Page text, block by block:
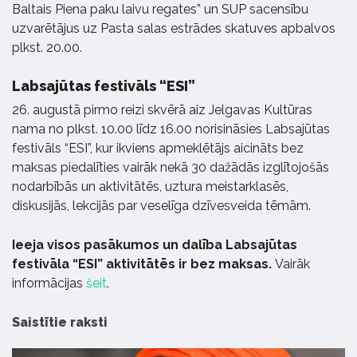
Baltais Piena paku laivu regates” un SUP sacensību
uzvarētājus uz Pasta salas estrādes skatuves apbalvos
plkst. 20.00.
Labsajūtas festivāls “ESI”
26. augustā pirmo reizi skvērā aiz Jelgavas Kultūras
nama no plkst. 10.00 līdz 16.00 norisināsies Labsajūtas
festivāls “ESI”, kur ikviens apmeklētājs aicināts bez
maksas piedalīties vairāk nekā 30 dažādās izglītojošās
nodarbībās un aktivitātēs, uztura meistarklasēs,
diskusijās, lekcijās par veselīga dzīvesveida tēmām.
Ieeja visos pasākumos un dalība Labsajūtas
festivāla “ESI” aktivitātēs ir bez maksas. Vairāk
informācijas šeit.
Saistītie raksti